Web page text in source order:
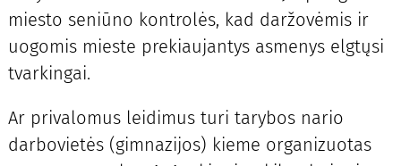
miesto seniūno kontrolės, kad daržovėmis ir
uogomis mieste prekiaujantys asmenys elgtųsi
tvarkingai.
Ar privalomus leidimus turi tarybos nario
darbovietės (gimnazijos) kieme organizuotas